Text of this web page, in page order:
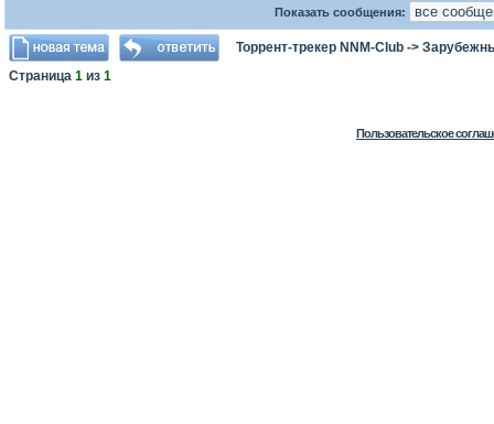
Показать сообщения:
Торрент-трекер NNM-Club ->
Страница 1 из 1
Пользовательское